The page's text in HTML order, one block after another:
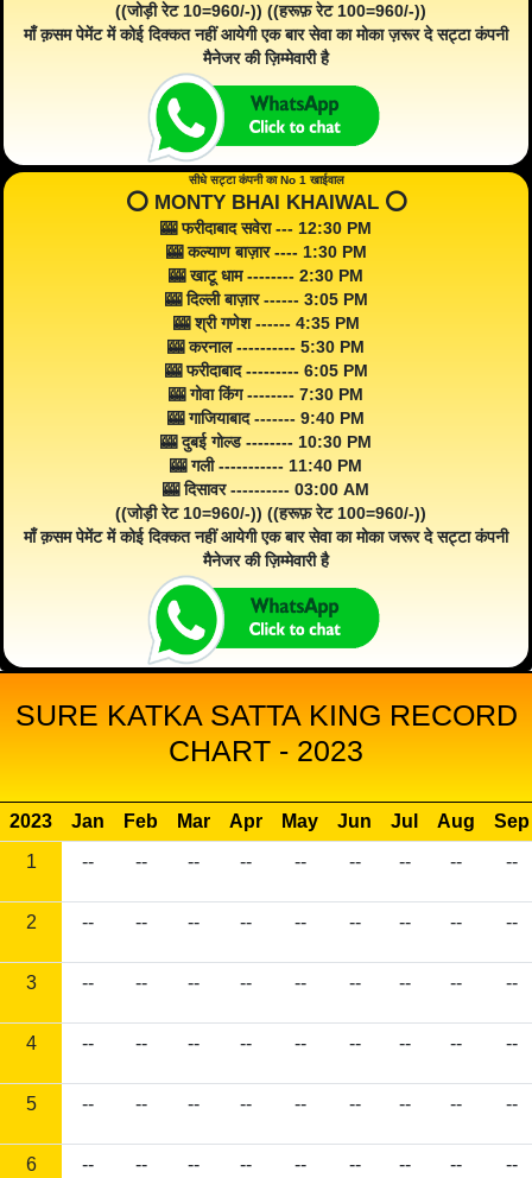
((जोड़ी रेट 10=960/-)) ((हरूफ़ रेट 100=960/-))
माँ क़सम पेमेंट में कोई दिक्कत नहीं आयेगी एक बार सेवा का मोका ज़रूर दे सट्टा कंपनी
मैनेजर की ज़िम्मेवारी है
सीधे सट्टा कंपनी का No 1 खाईवाल
⭕️ MONTY BHAI KHAIWAL ⭕️
🎰 फरीदाबाद सवेरा --- 12:30 PM
🎰 कल्याण बाज़ार ---- 1:30 PM
🎰 खाटू धाम -------- 2:30 PM
🎰 दिल्ली बाज़ार ------ 3:05 PM
🎰 श्री गणेश ------ 4:35 PM
🎰 करनाल ---------- 5:30 PM
🎰 फरीदाबाद --------- 6:05 PM
🎰 गोवा किंग -------- 7:30 PM
🎰 गाजियाबाद ------- 9:40 PM
🎰 दुबई गोल्ड -------- 10:30 PM
🎰 गली ----------- 11:40 PM
🎰 दिसावर ---------- 03:00 AM
((जोड़ी रेट 10=960/-)) ((हरूफ़ रेट 100=960/-))
माँ क़सम पेमेंट में कोई दिक्कत नहीं आयेगी एक बार सेवा का मोका जरूर दे सट्टा कंपनी
मैनेजर की ज़िम्मेवारी है
SURE KATKA SATTA KING RECORD
CHART - 2023
2023 Jan Feb Mar Apr May Jun Jul Aug
Sep
1
-- -- -- -- -- -- -- -- --
2 -- -- -- -- -- -- -- -- --
3 -- -- -- -- -- -- -- -- --
4 -- -- -- -- -- -- -- -- --
5 -- -- -- -- -- -- -- -- --
6 -- -- -- -- -- -- -- -- --